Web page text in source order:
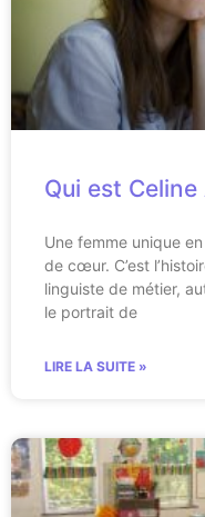
Qui est
Une femme unique
de cœur. C’est
linguiste de métier,
le portrait de
LIRE LA SUITE »